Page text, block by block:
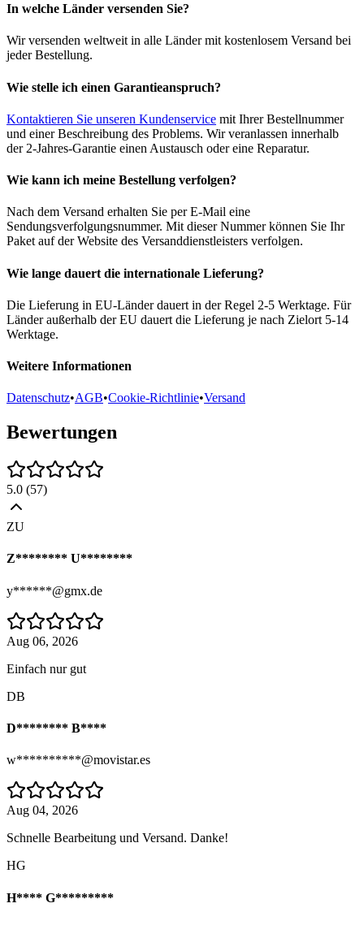
In welche Länder versenden Sie?
Wir versenden weltweit in alle Länder mit kostenlosem Versand bei
jeder Bestellung.
Wie stelle ich einen Garantieanspruch?
Kontaktieren Sie unseren Kundenservice mit Ihrer Bestellnummer
und einer Beschreibung des Problems. Wir veranlassen innerhalb
der 2-Jahres-Garantie einen Austausch oder eine Reparatur.
Wie kann ich meine Bestellung verfolgen?
Nach dem Versand erhalten Sie per E-Mail eine
Sendungsverfolgungsnummer. Mit dieser Nummer können Sie Ihr
Paket auf der Website des Versanddienstleisters verfolgen.
Wie lange dauert die internationale Lieferung?
Die Lieferung in EU-Länder dauert in der Regel 2-5 Werktage. Für
Länder außerhalb der EU dauert die Lieferung je nach Zielort 5-14
Werktage.
Weitere Informationen
Datenschutz•AGB•Cookie-Richtlinie•Versand
Bewertungen
5.0 (57)
ZU
Z******** U********
y******@gmx.de
Aug 06, 2026
Einfach nur gut
DB
D******** B****
w**********@movistar.es
Aug 04, 2026
Schnelle Bearbeitung und Versand. Danke!
HG
H**** G*********